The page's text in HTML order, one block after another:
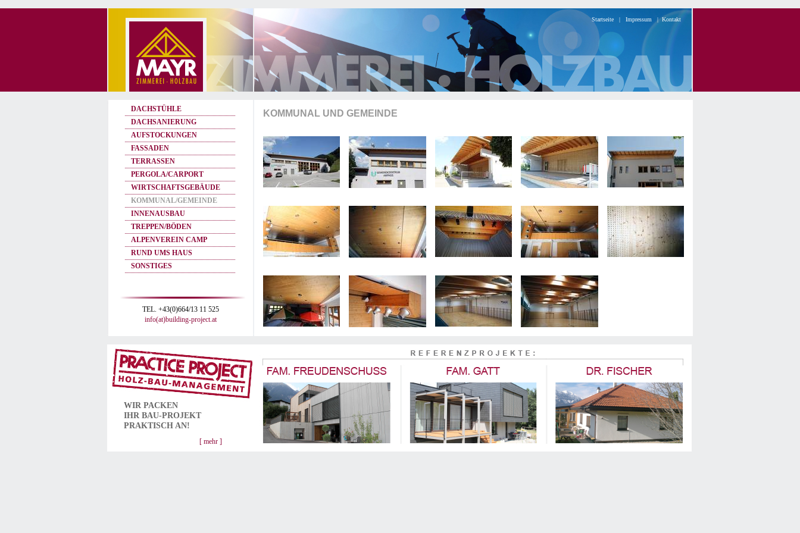
Startseite | Impressum | Kontakt
DACHSTÜHLE
DACHSANIERUNG
AUFSTOCKUNGEN
FASSADEN
TERRASSEN
PERGOLA/CARPORT
WIRTSCHAFTSGEBÄUDE
KOMMUNAL/GEMEINDE
INNENAUSBAU
TREPPEN/BÖDEN
ALPENVEREIN CAMP
RUND UMS HAUS
SONSTIGES
TEL. +43(0)664/13 11 525
info(at)building-project.at
KOMMUNAL UND GEMEINDE
WIR PACKEN
IHR BAU-PROJEKT
PRAKTISCH AN!
[ mehr ]